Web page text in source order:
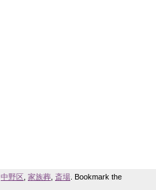
中野区 家族葬 斎場 . Bookmark the